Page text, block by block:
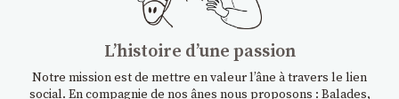
Lʼhistoire dʼune passion
Notre mission est de mettre en valeur l’âne à travers le lien
social. En compagnie de nos ânes nous proposons : Balades,